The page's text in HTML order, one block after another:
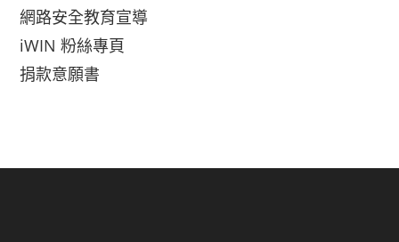
網路安全教育宣導
iWIN 粉絲專頁
捐款意願書